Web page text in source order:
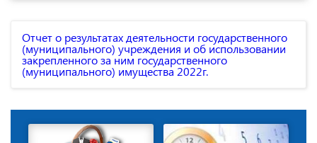
Отчет о результатах деятельности государственного
(муниципального) учреждения и об использовании
закрепленного за ним государственного
(муниципального) имущества 2022г.